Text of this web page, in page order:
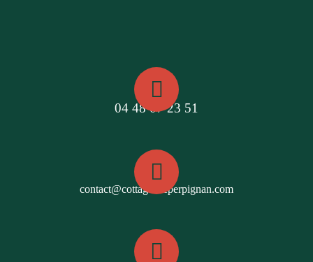
04 48 07 23 51
contact@cottagesdeperpignan.com